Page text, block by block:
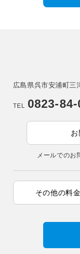
広島県呉市安浦町三
TEL 0823-
お
メールでのお
その他の料金